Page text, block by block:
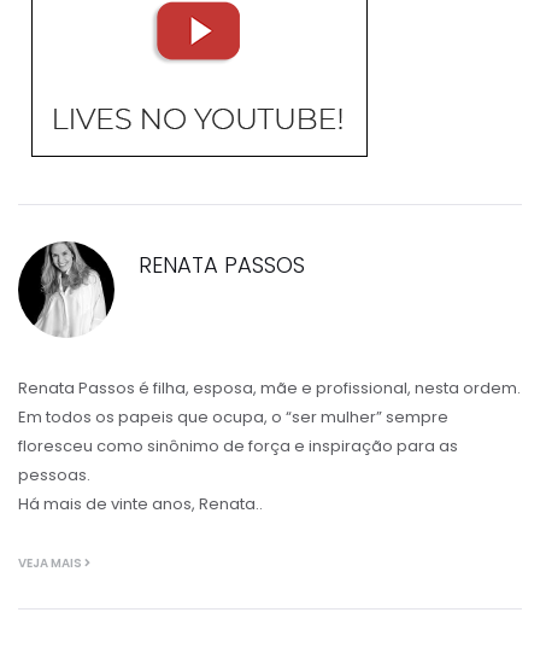
RENATA PASSOS
Renata Passos é filha, esposa, mãe e profissional, nesta ordem.
Em todos os papeis que ocupa, o “ser mulher” sempre
floresceu como sinônimo de força e inspiração para as
pessoas.
Há mais de vinte anos, Renata..
VEJA MAIS